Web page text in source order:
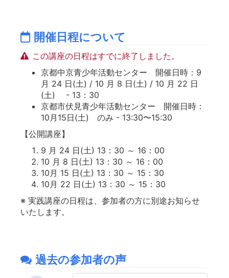
開催日程について
この講座の日程はすでに終了しました。
京都中京青少年活動センター 開催日時：9
月 24 日(土) / 10 月 8 日(土) / 10 月 22 日
(土) - 13：30
京都市伏見青少年活動センター 開催日時：
10月15日(土) のみ - 13:30〜15:30
【公開講座】
9 月 24 日(土) 13：30 ～ 16：00
10 月 8 日(土) 13：30 ～ 16：00
10月 15 日(土) 13：30 ～ 15：30
10月 22 日(土) 13：30 ～ 15：30
※ 実践講座の日程は、参加者の方に別途お知らせ
いたします。
過去の参加者の声